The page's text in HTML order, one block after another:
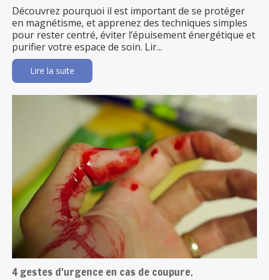
Découvrez pourquoi il est important de se protéger
en magnétisme, et apprenez des techniques simples
pour rester centré, éviter l’épuisement énergétique et
purifier votre espace de soin. Lir...
Lire la suite
4 gestes d'urgence en cas de coupure.